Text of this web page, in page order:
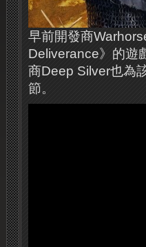
早前開發商
Deliverance》的遊
商Deep Silver也為
節。